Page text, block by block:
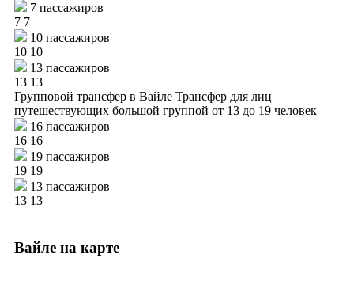
7 пассажиров
7 7
10 пассажиров
10 10
13 пассажиров
13 13
Групповой трансфер в Вайле Трансфер для лиц
путешествующих большой группой от 13 до 19 человек
16 пассажиров
16 16
19 пассажиров
19 19
13 пассажиров
13 13
Вайле на карте